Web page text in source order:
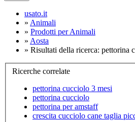
usato.it
» Animali
» Prodotti per Animali
» Aosta
» Risultati della ricerca: pettorina
Ricerche correlate
pettorina cucciolo 3 mesi
pettorina cucciolo
pettorina per amstaff
crescita cucciolo cane taglia